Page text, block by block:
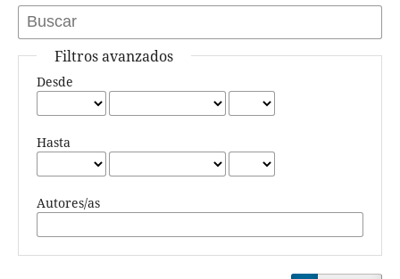
Filtros avanzados
Desde
Hasta
Autores/as